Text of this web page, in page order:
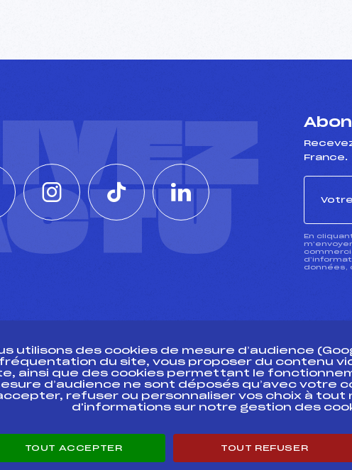
France.
En
données,
Ressources
Pass’Neige
Projet sportif fédéral
utilisons des cookies de mesure d’audience
fréquentation du site, vous proposer du contenu
ainsi que des cookies permettant le
d’audience ne sont déposés qu’avec votre
refuser ou personnaliser vos choix à tout
d'informations sur notre gestion des
TOUT ACCEPTER TOUT REFUSER